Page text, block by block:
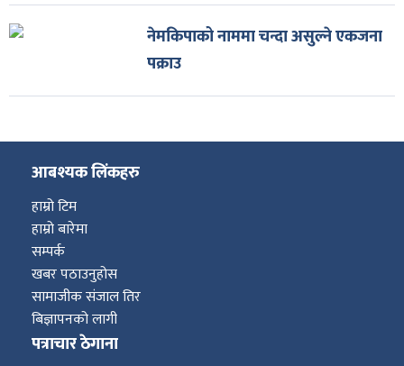
नेमकिपाको नाममा चन्दा असुल्ने एकजना
पक्राउ
आबश्यक लिंकहरु
हाम्रो टिम
हाम्रो बारेमा
सम्पर्क
खबर पठाउनुहोस
सामाजीक संजाल तिर
बिज्ञापनको लागी
पत्राचार ठेगाना